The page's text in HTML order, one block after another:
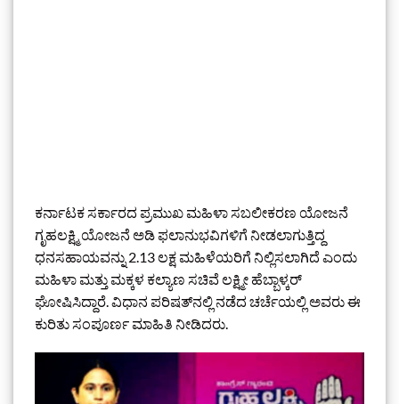
ಕರ್ನಾಟಕ ಸರ್ಕಾರದ ಪ್ರಮುಖ ಮಹಿಳಾ ಸಬಲೀಕರಣ ಯೋಜನೆ
ಗೃಹಲಕ್ಷ್ಮಿ ಯೋಜನೆ ಅಡಿ ಫಲಾನುಭವಿಗಳಿಗೆ ನೀಡಲಾಗುತ್ತಿದ್ದ
ಧನಸಹಾಯವನ್ನು 2.13 ಲಕ್ಷ ಮಹಿಳೆಯರಿಗೆ ನಿಲ್ಲಿಸಲಾಗಿದೆ ಎಂದು
ಮಹಿಳಾ ಮತ್ತು ಮಕ್ಕಳ ಕಲ್ಯಾಣ ಸಚಿವೆ ಲಕ್ಷ್ಮೀ ಹೆಬ್ಬಾಳ್ಕರ್
ಘೋಷಿಸಿದ್ದಾರೆ. ವಿಧಾನ ಪರಿಷತ್‌ನಲ್ಲಿ ನಡೆದ ಚರ್ಚೆಯಲ್ಲಿ ಅವರು ಈ
ಕುರಿತು ಸಂಪೂರ್ಣ ಮಾಹಿತಿ ನೀಡಿದರು.